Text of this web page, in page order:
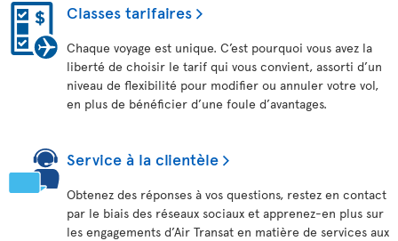
Classes tarifaires
Chaque voyage est unique. C’est pourquoi vous avez la
liberté de choisir le tarif qui vous convient, assorti d’un
niveau de flexibilité pour modifier ou annuler votre vol,
en plus de bénéficier d’une foule d’avantages.
Service à la clientèle
Obtenez des réponses à vos questions, restez en contact
par le biais des réseaux sociaux et apprenez-en plus sur
les engagements d’Air Transat en matière de services aux